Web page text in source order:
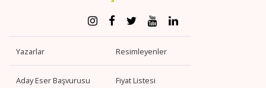
Yazarlar Resimleyenler
Aday Eser Başvurusu Fiyat Listesi